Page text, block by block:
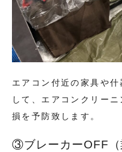
エアコン付近の家具や
して、エアコンクリー
損を予防致します。
③ブレーカーOFF（